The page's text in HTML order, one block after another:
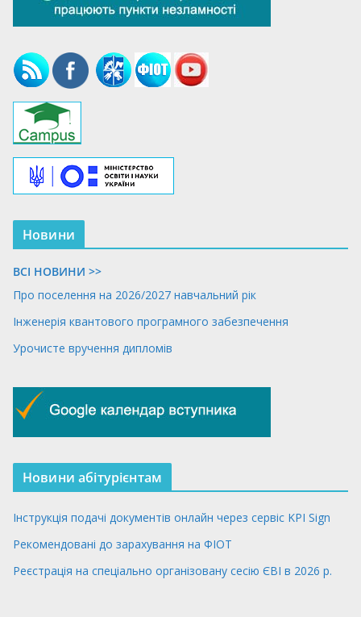
Новини
ВСІ НОВИНИ >>
Про поселення на 2026/2027 навчальний рік
Інженерія квантового програмного забезпечення
Урочисте вручення дипломів
Новини абітурієнтам
Інструкція подачі документів онлайн через сервіс KPI Sign
Рекомендовані до зарахування на ФІОТ
Реєстрація на спеціально організовану сесію ЄВІ в 2026 р.